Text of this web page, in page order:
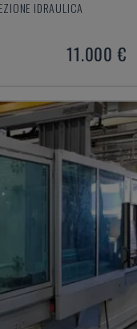
IDRAULICA
11.000 €